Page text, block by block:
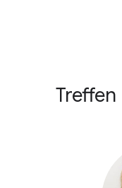
Treffen